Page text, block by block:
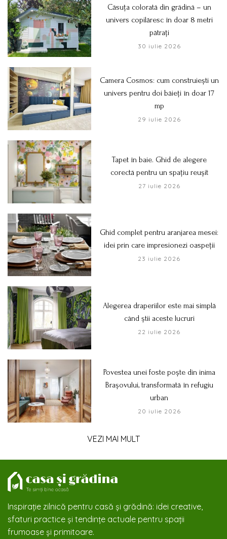
Căsuța colorată din grădină – un
univers copilăresc în doar 8 metri
pătrați
30 iulie 2026
Camera Cosmos: cum construiești un
univers pentru doi băieți în doar 17
mp
29 iulie 2026
Tapet în baie. Ghid de alegere
corectă pentru un spațiu reușit
27 iulie 2026
Ghid complet pentru aranjarea mesei:
idei prin care impresionezi oaspeții
23 iulie 2026
Alegerea draperiilor este mai simplă
când știi aceste lucruri
22 iulie 2026
Povestea unei foste poște din inima
Brașovului, transformată în refugiu
urban
20 iulie 2026
VEZI MAI MULT
Inspirație zilnică pentru casă și grădină: idei creative,
sfaturi practice și tendințe actuale pentru spații
frumoase și primitoare.